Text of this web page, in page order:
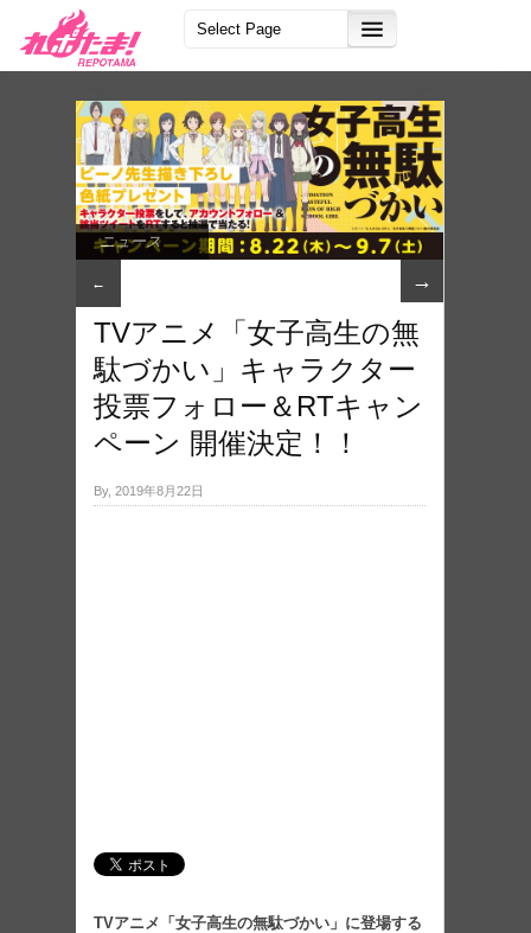
ニュース
← →
TVアニメ「女子​高生の無
駄づかい」キャラクター
投票フォロ​ー＆RTキャン
ペーン 開催決定！！
By, 2019年8月22日
TVアニメ「女子高生の無駄づかい」に登場する